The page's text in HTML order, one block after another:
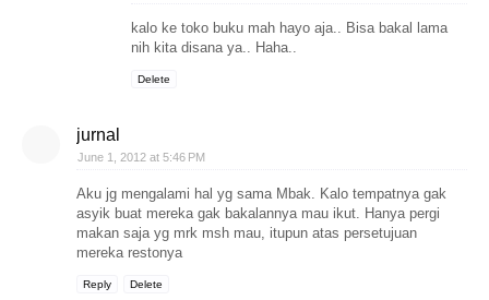
kalo ke toko buku mah hayo aja.. Bisa bakal lama
nih kita disana ya.. Haha..
Delete
jurnal
June 1, 2012 at 5:46 PM
Aku jg mengalami hal yg sama Mbak. Kalo tempatnya gak
asyik buat mereka gak bakalannya mau ikut. Hanya pergi
makan saja yg mrk msh mau, itupun atas persetujuan
mereka restonya
Reply Delete